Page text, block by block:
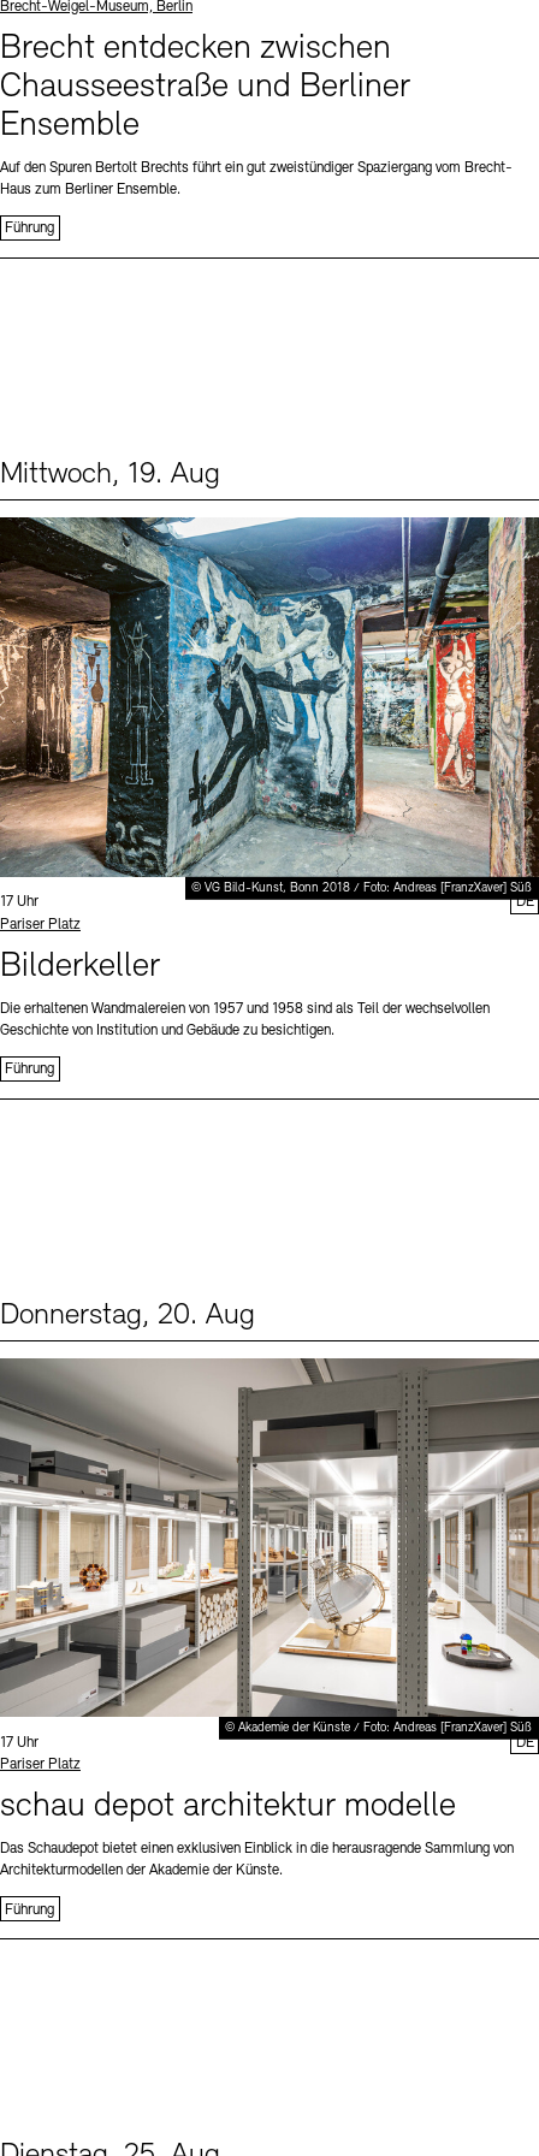
Standort
Brecht-Weigel-Museum, Berlin
Brecht entdecken zwischen
Chausseestraße und Berliner
Ensemble
Auf den Spuren Bertolt Brechts führt ein gut zweistündiger Spaziergang vom Brecht-
Haus zum Berliner Ensemble.
Führung
Mittwoch, 19. Aug
© VG Bild-Kunst, Bonn 2018 / Foto: Andreas [FranzXaver] Süß
Uhrzeit:
17 Uhr
Standort
Pariser Platz
Bilderkeller
Die erhaltenen Wandmalereien von 1957 und 1958 sind als Teil der wechselvollen
Geschichte von Institution und Gebäude zu besichtigen.
Führung
DE
Donnerstag, 20. Aug
© Akademie der Künste / Foto: Andreas [FranzXaver] Süß
Uhrzeit:
17 Uhr
Standort
Pariser Platz
schau depot architektur modelle
Das Schaudepot bietet einen exklusiven Einblick in die herausragende Sammlung von
Architekturmodellen der Akademie der Künste.
Führung
DE